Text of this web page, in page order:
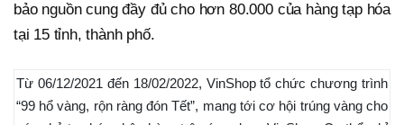
bảo nguồn cung đầy đủ cho hơn 80.000 của hàng tạp hóa
tại 15 tỉnh, thành phố.
Từ 06/12/2021 đến 18/02/2022, VinShop tổ chức chương trình
“99 hổ vàng, rộn ràng đón Tết”, mang tới cơ hội trúng vàng cho